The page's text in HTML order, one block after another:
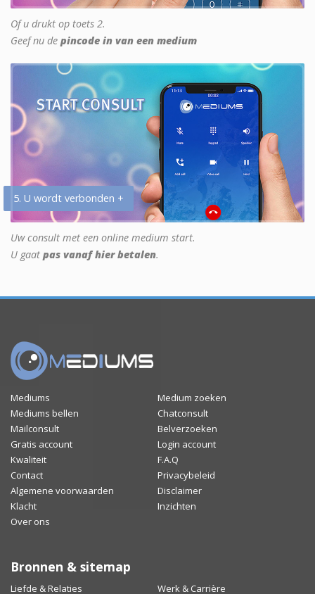
Of u drukt op toets 2.
Geef nu de pincode in van een medium
5. U wordt verbonden +
Uw consult met een online medium start.
U gaat pas vanaf hier betalen.
Mediums
Medium zoeken
Mediums bellen
Chatconsult
Mailconsult
Belverzoeken
Gratis account
Login account
Kwaliteit
F.A.Q
Contact
Privacybeleid
Algemene voorwaarden
Disclaimer
Klacht
Inzichten
Over ons
Bronnen & sitemap
Liefde & Relaties Werk & Carrière